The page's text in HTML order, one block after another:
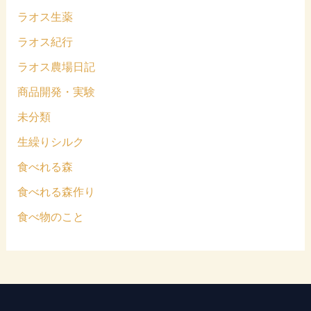
ラオス生薬
ラオス紀行
ラオス農場日記
商品開発・実験
未分類
生繰りシルク
食べれる森
食べれる森作り
食べ物のこと